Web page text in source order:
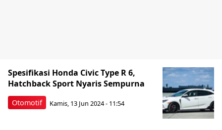
Otomotif
Spesifikasi Honda Civic Type R 6,
Hatchback Sport Nyaris Sempurna
Kamis, 13 Jun 2024 - 11:54